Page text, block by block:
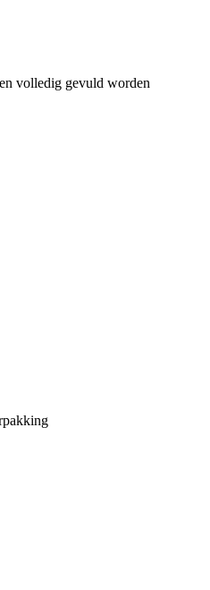
volledig gevuld worden